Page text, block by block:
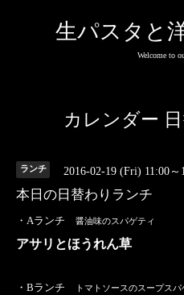
生パスタと
Welcome to
カレンダー
ランチ 2016-02-19 (Fri) 11:00～
本日の日替わりランチ
・Aランチ 醤油味のスパゲティ
アサリとほうれん草
・Bランチ トマトソースのスープスパ